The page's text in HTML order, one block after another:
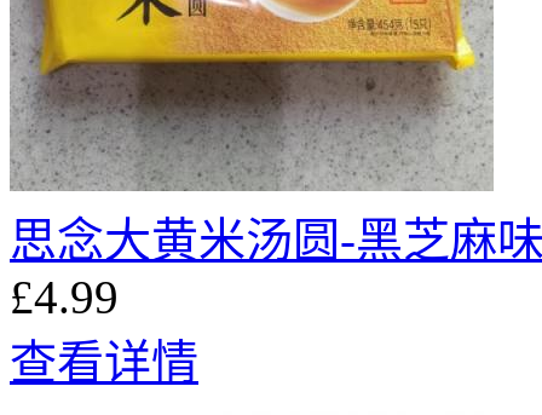
思念大黄米汤圆-黑芝麻
£4.99
查看详情